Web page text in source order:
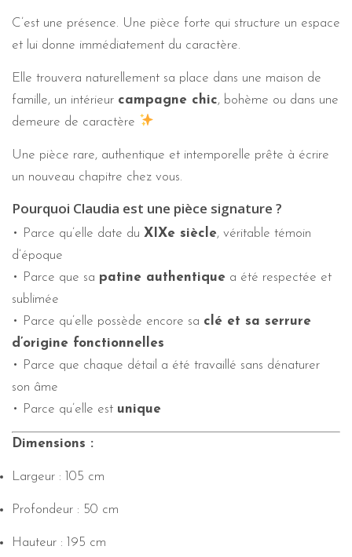
C’est une présence. Une pièce forte qui structure un espace
et lui donne immédiatement du caractère.
Elle trouvera naturellement sa place dans une maison de
famille, un intérieur campagne chic, bohème ou dans une
demeure de caractère
Une pièce rare, authentique et intemporelle prête à écrire
un nouveau chapitre chez vous.
Pourquoi Claudia est une pièce signature ?
• Parce qu’elle date du XIXe siècle, véritable témoin
d’époque
• Parce que sa patine authentique a été respectée et
sublimée
• Parce qu’elle possède encore sa clé et sa serrure
d’origine fonctionnelles
• Parce que chaque détail a été travaillé sans dénaturer
son âme
• Parce qu’elle est unique
Dimensions :
Largeur : 105 cm
Profondeur : 50 cm
Hauteur : 195 cm